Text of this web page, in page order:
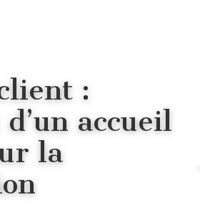
:
accueil
la